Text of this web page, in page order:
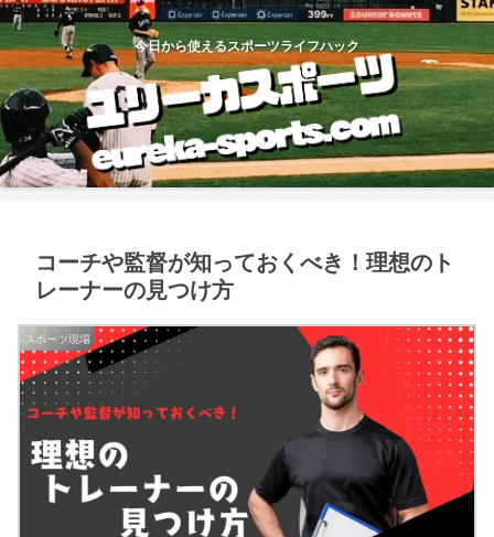
今日から使えるスポーツライフハック
コーチや監督が知っておくべき！理想のト
レーナーの見つけ方
スポーツ現場